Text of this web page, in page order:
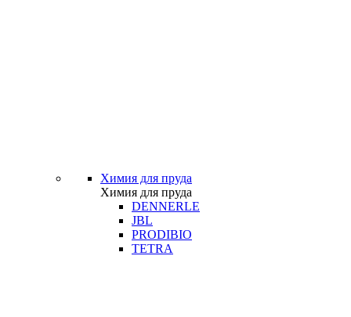
Химия для пруда
Химия для пруда
DENNERLE
JBL
PRODIBIO
TETRA